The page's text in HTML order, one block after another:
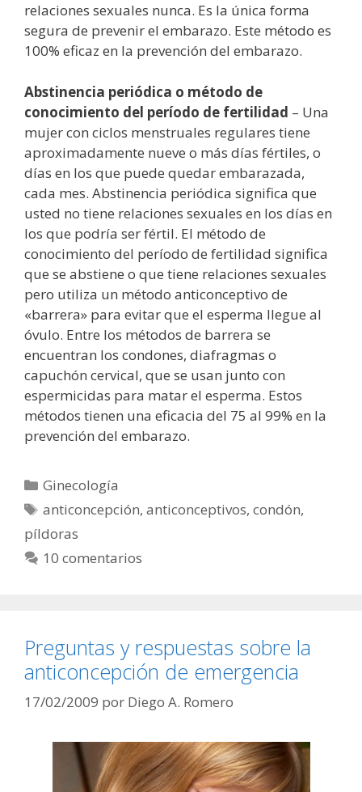
relaciones sexuales nunca. Es la única forma
segura de prevenir el embarazo. Este método es
100% eficaz en la prevención del embarazo.
Abstinencia periódica o método de
conocimiento del período de fertilidad – Una
mujer con ciclos menstruales regulares tiene
aproximadamente nueve o más días fértiles, o
días en los que puede quedar embarazada,
cada mes. Abstinencia periódica significa que
usted no tiene relaciones sexuales en los días en
los que podría ser fértil. El método de
conocimiento del período de fertilidad significa
que se abstiene o que tiene relaciones sexuales
pero utiliza un método anticonceptivo de
«barrera» para evitar que el esperma llegue al
óvulo. Entre los métodos de barrera se
encuentran los condones, diafragmas o
capuchón cervical, que se usan junto con
espermicidas para matar el esperma. Estos
métodos tienen una eficacia del 75 al 99% en la
prevención del embarazo.
Categorías
Ginecología
Etiquetas
anticoncepción,anticonceptivos,condón,
píldoras
10 comentarios
Preguntas y respuestas sobre la
anticoncepción de emergencia
17/02/2009 por Diego A. Romero